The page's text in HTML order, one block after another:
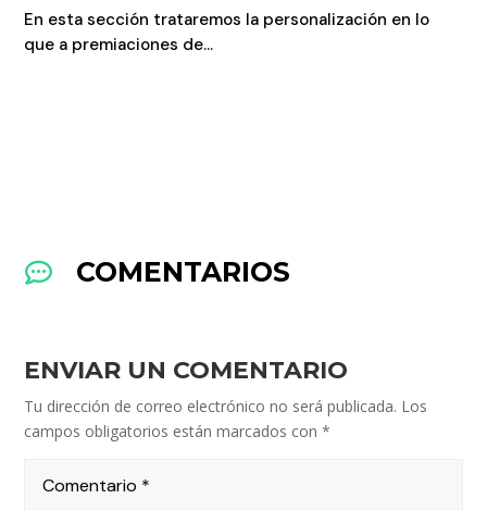
En esta sección trataremos la personalización en lo
que a premiaciones de...
 COMENTARIOS
ENVIAR UN COMENTARIO
Tu dirección de correo electrónico no será publicada. Los
campos obligatorios están marcados con*